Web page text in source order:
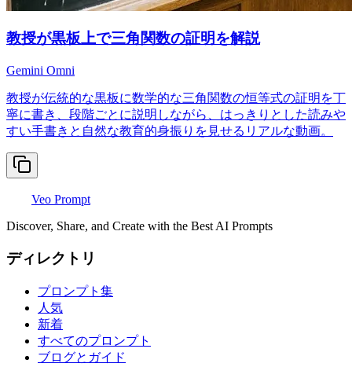
教授が黒板上で三角関数の証明を解説
Gemini Omni
教授が伝統的な黒板に数学的な三角関数の恒等式の証明を丁
寧に書き、段階ごとに説明しながら、はっきりとした読みや
すい手書きと自然な教育的身振りを見せるリアルな動画。
Veo Prompt
Discover, Share, and Create with the Best AI Prompts
ディレクトリ
プロンプト集
人気
新着
すべてのプロンプト
ブログとガイド